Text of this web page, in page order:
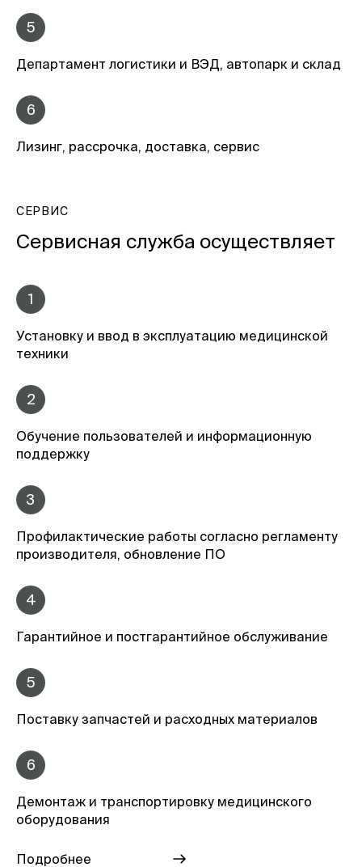
5
Департамент логистики и ВЭД, автопарк и склад
6
Лизинг, рассрочка, доставка, сервис
СЕРВИС
Сервисная служба осуществляет
1
Установку и ввод в эксплуатацию медицинской
техники
2
Обучение пользователей и информационную
поддержку
3
Профилактические работы согласно регламенту
производителя, обновление ПО
4
Гарантийное и постгарантийное обслуживание
5
Поставку запчастей и расходных материалов
6
Демонтаж и транспортировку медицинского
оборудования
Подробнее